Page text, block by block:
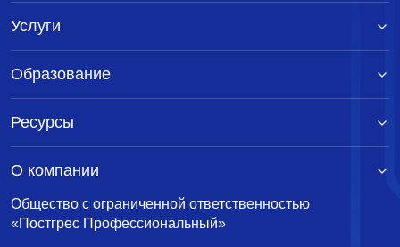
Общество с ограниченной ответственностью
«Постгрес Профессиональный»
Услуги
Образование
Ресурсы
О компании